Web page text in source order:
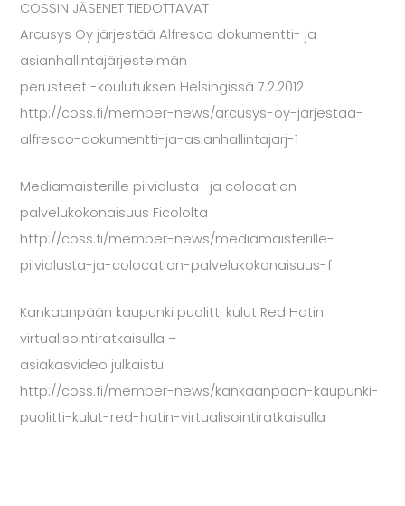
COSSIN JÄSENET TIEDOTTAVAT
Arcusys Oy järjestää Alfresco dokumentti- ja
asianhallintajärjestelmän
perusteet -koulutuksen Helsingissä 7.2.2012
http://coss.fi/member-news/arcusys-oy-jarjestaa-
alfresco-dokumentti-ja-asianhallintajarj-1
Mediamaisterille pilvialusta- ja colocation-
palvelukokonaisuus Ficololta
http://coss.fi/member-news/mediamaisterille-
pilvialusta-ja-colocation-palvelukokonaisuus-f
Kankaanpään kaupunki puolitti kulut Red Hatin
virtualisointiratkaisulla –
asiakasvideo julkaistu
http://coss.fi/member-news/kankaanpaan-kaupunki-
puolitti-kulut-red-hatin-virtualisointiratkaisulla